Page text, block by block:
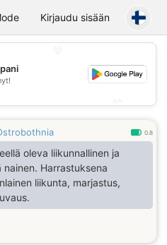
Kirjaudu sisään
0.8
oleva liikunnallinen ja
nainen. Harrastuksena
liikunta, marjastus,